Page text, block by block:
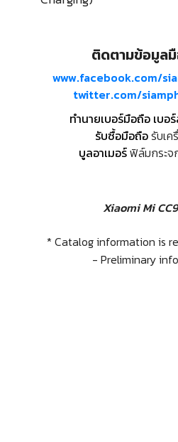
ติดตามข้อมูล
www.facebook.com/
twitter.com/
ทำนายเบอร์มือถือ เบอ
รับซื้อมือถือรับเค
บูลอาเมอร์ฟิล์มกระ
Xiaomi Mi
* Catalog information is
- Preliminary